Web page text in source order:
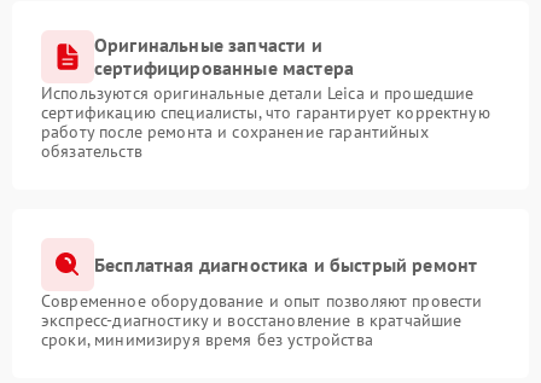
Оригинальные запчасти и
сертифицированные мастера
Используются оригинальные детали Leica и прошедшие
сертификацию специалисты, что гарантирует корректную
работу после ремонта и сохранение гарантийных
обязательств
Бесплатная диагностика и быстрый ремонт
Современное оборудование и опыт позволяют провести
экспресс-диагностику и восстановление в кратчайшие
сроки, минимизируя время без устройства